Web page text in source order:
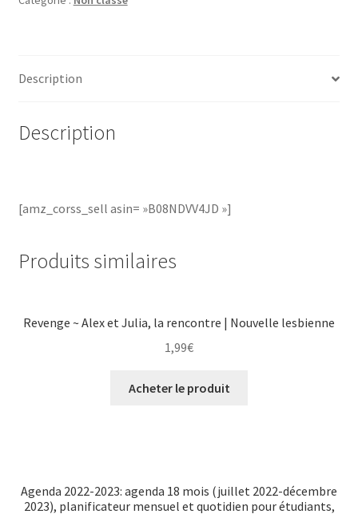
Description
Description
[amz_corss_sell asin= »B08NDVV4JD »]
Produits similaires
Revenge ~ Alex et Julia, la rencontre | Nouvelle lesbienne
1,99€
Acheter le produit
Agenda 2022-2023: agenda 18 mois (juillet 2022-décembre
2023), planificateur mensuel et quotidien pour étudiants,